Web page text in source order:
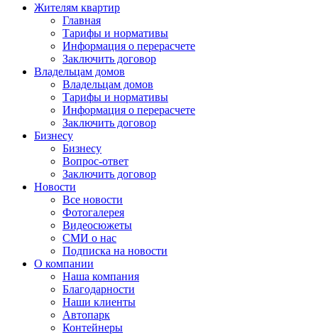
Жителям квартир
Главная
Тарифы и нормативы
Информация о перерасчете
Заключить договор
Владельцам домов
Владельцам домов
Тарифы и нормативы
Информация о перерасчете
Заключить договор
Бизнесу
Бизнесу
Вопрос-ответ
Заключить договор
Новости
Все новости
Фотогалерея
Видеосюжеты
СМИ о нас
Подписка на новости
О компании
Наша компания
Благодарности
Наши клиенты
Автопарк
Контейнеры